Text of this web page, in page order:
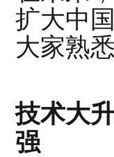
扩大中
大家熟
技术大
强